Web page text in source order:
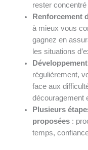
rester
Renforcement
à mieux vous
gagnez en
les situations
régulièrement,
face aux
découragement
Plusieurs
proposées:
temps,